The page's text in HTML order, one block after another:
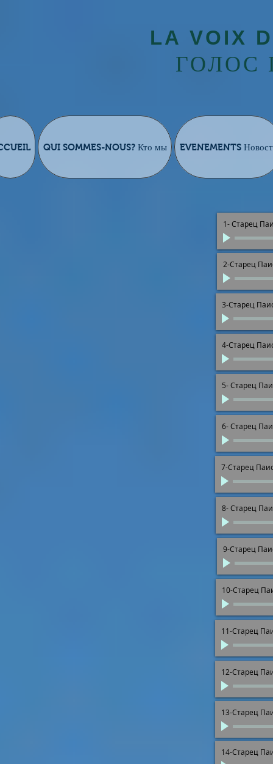
LA VOIX
ГОЛОС
QUI SOMMES-NOUS? Кто мы EVENEMENTS
1- Старец
2-Старец
3-Старец
4-Старец
5- Старец
6- Старец
7-Старец
8- Старец
9-Старец
10-Старец
11-Старец
12-Старец
13-Старец
14-Старец